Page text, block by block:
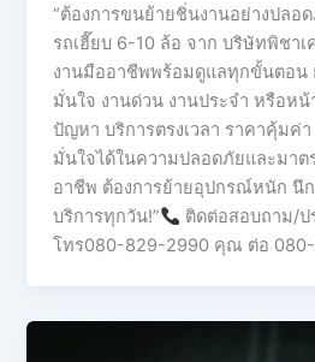
“ต้องการขนย้ายชิ่นงานอย่างปลอด
รถเฮี๊ยบ 6-10 ล้อ จาก บริษัทพิชาเ
งานมืออาชีพพร้อมดูแลทุกขั้นตอน
มั่นใจ งานด่วน งานประจำ หรือห
ปัญหา บริการตรงเวลา ราคาคุ้มค่
มั่นใจได้ในความปลอดภัยและมาต
อาชีพ ต้องการย้ายอุปกรณ์หนัก นึ
บริการทุกวัน!”
ติดต่อสอบถาม/ป
โทร080-829-2990 คุณ ต่อ 080-